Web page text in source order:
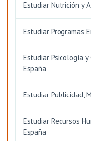
Estudiar Nutrición y
Estudiar Programas
Estudiar Psicología y
España
Estudiar Publicidad,
Estudiar Recursos
España